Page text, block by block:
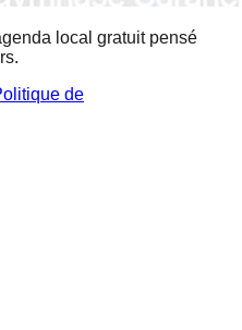
local gratuit pensé
de